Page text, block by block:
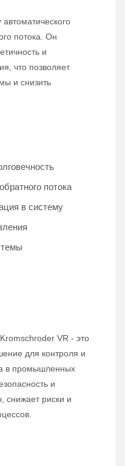
потока. Он
и
что позволяет
и снизить
потока
в систему
VR - это
для контроля и
в промышленных
и
снижает риски и